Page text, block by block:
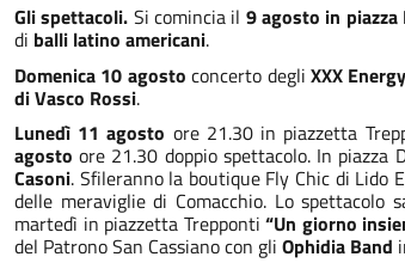
Gli spettacoli. Si comincia il 9 agosto in piazza
di balli latino americani.
Domenica 10 agosto concerto degliXXX Energy
di Vasco Rossi.
Lunedì 11 agosto ore 21.30 in piazzetta
agosto ore 21.30 doppio spettacolo. In piazza
Casoni. Sfileranno la boutique Fly Chic di Lido
delle meraviglie di Comacchio. Lo
martedì in piazzetta Trepponti“Un giorno
del Patrono San Cassiano con gli Ophidia Band